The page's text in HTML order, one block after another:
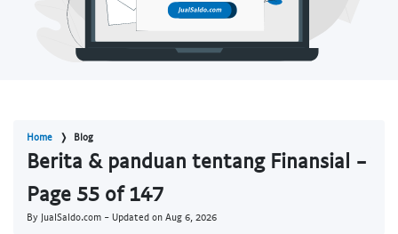
Home Blog
Berita & panduan tentang Finansial -
Page 55 of 147
By JualSaldo.com - Updated on Aug 6, 2026